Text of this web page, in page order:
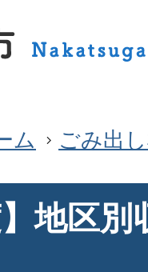
ム ごみ出
】地区